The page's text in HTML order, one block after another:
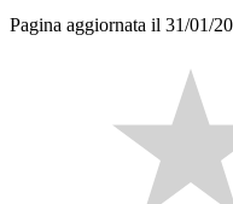
Pagina aggiornata il 31/01/